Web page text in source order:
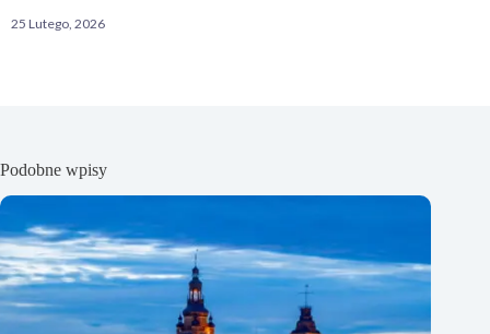
25 Lutego, 2026
Podobne wpisy